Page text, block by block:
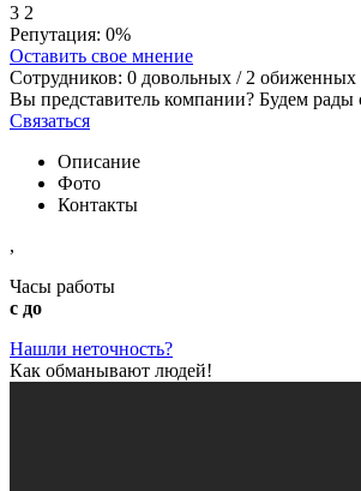
3 2
Репутация: 0%
Оставить свое мнение
Сотрудников: 0 довольных / 2 обиженных
Вы представитель компании? Будем рады
Связаться
Описание
Фото
Контакты
,
Часы работы
с до
Нашли неточность?
Как обманывают людей!